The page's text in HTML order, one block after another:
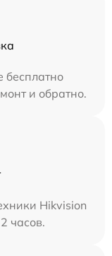
бесплатно
и обратно.
Hikvision
часов.